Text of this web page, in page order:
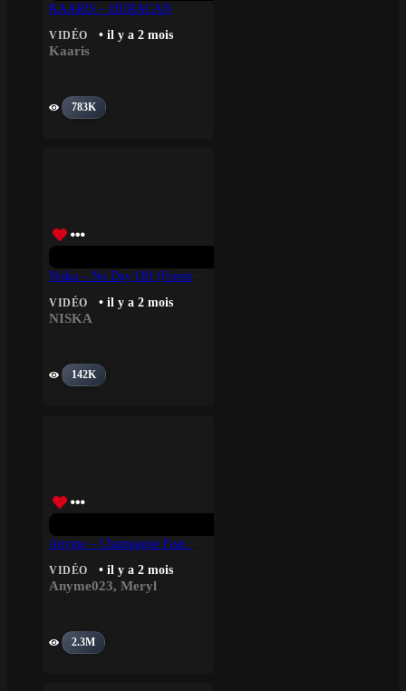
KAARIS – HURACAN
VIDÉO • il y a 2 mois
Kaaris
783K
VIDÉO • il y a 2 mois
NISKA
142K
VIDÉO • il y a 2 mois
Anyme023, Meryl
2.3M